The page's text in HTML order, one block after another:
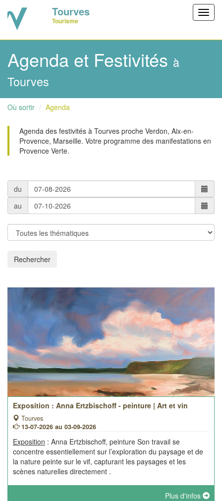
Tourves
Tourisme
Agenda et Festivités à
Tourves
Où sortir Agenda
Agenda des festivités à Tourves proche Verdon, Aix-en-
Provence, Marseille. Votre programme des manifestations en
Provence Verte.
du
au
Rechercher
Exposition : Anna Ertzbischoff - peinture | Art et vin
Tourves
13-07-2026 au 03-09-2026
Exposition : Anna Ertzbischoff, peinture Son travail se
concentre essentiellement sur l’exploration du paysage et de
la nature peinte sur le vif, capturant les paysages et les
scènes naturelles directement .
Plus d'infos